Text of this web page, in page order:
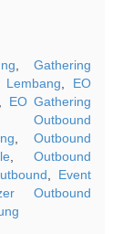
, Gathering
, EO
, EO Gathering
Outbound
, Outbound
, Outbound
, Event
Outbound